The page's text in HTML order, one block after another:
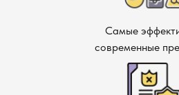
Самые
современные